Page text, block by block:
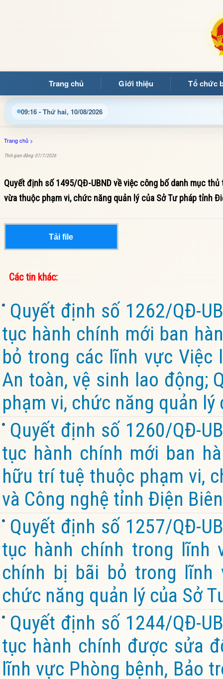
Trang chủ Giới thiệu Tổ chức
09:16 - Thứ hai, 10/08/2026
quý bạn đọc đến với Trang thông tin điện tử xã Mường Ảng
Trang chủ >
Thời gian đăng: 07/7/2026
Quyết định số 1495/QĐ-UBND về việc công bố danh mục
vừa thuộc phạm vi, chức năng quản lý của Sở Tư pháp tỉnh
Tải file
Các tin khác:
Quyết định số 1262/QĐ-
tục hành chính mới ban
bỏ trong các lĩnh vực Việc
An toàn, vệ sinh lao động;
phạm vi, chức năng quản
Quyết định số 1260/QĐ-
tục hành chính mới ban
hữu trí tuệ thuộc phạm vi,
và Công nghệ tỉnh Điện Biên
Quyết định số 1257/QĐ-
tục hành chính trong lĩnh
chính bị bãi bỏ trong lĩnh
chức năng quản lý của Sở
Quyết định số 1244/QĐ-
tục hành chính được sửa
lĩnh vực Phòng bệnh, Bảo